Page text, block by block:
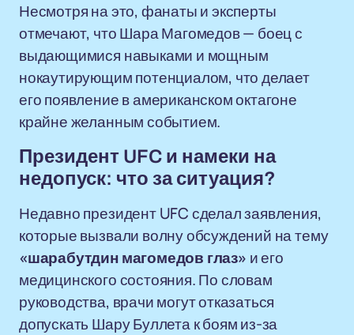
Несмотря на это, фанаты и эксперты
отмечают, что Шара Магомедов — боец с
выдающимися навыками и мощным
нокаутирующим потенциалом, что делает
его появление в американском октагоне
крайне желанным событием.
Президент UFC и намеки на
недопуск: что за ситуация?
Недавно президент UFC сделал заявления,
которые вызвали волну обсуждений на тему
«шарабутдин магомедов глаз» и его
медицинского состояния. По словам
руководства, врачи могут отказаться
допускать Шару Буллета к боям из-за